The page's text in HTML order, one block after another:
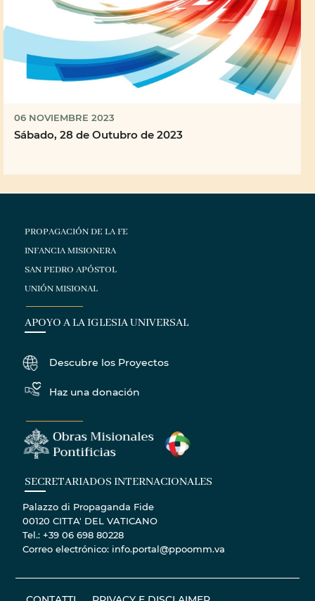
06 NOVIEMBRE 2023
Sábado, 28 de Outubro de 2023
PROPAGACIÓN DE LA FE
INFANCIA MISIONERA
SAN PEDRO APÓSTOL
UNIÓN MISIONAL
APOYO A LA IGLESIA UNIVERSAL
Descubre los Proyectos
Haz una donación
SECRETARIADOS INTERNACIONALES
Palazzo di Propaganda Fide
00120 CITTA' DEL VATICANO
Tel.: +39 06 698 80228
Correo electrónico: info.portal@ppoomm.va